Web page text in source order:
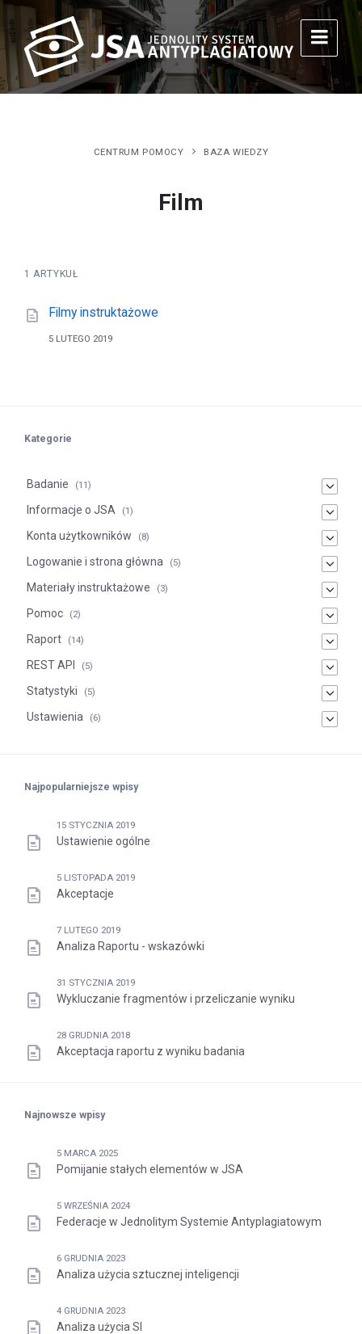
CENTRUM POMOCY BAZA WIEDZY
Film
1 ARTYKUŁ
Filmy instruktażowe
5 LUTEGO 2019
Kategorie
Badanie (11)
Informacje o JSA (1)
Konta użytkowników (8)
Logowanie i strona główna (5)
Materiały instruktażowe (3)
Pomoc (2)
Raport (14)
REST API (5)
Statystyki (5)
Ustawienia (6)
Najpopularniejsze wpisy
15 STYCZNIA 2019
Ustawienie ogólne
5 LISTOPADA 2019
Akceptacje
7 LUTEGO 2019
Analiza Raportu - wskazówki
31 STYCZNIA 2019
Wykluczanie fragmentów i przeliczanie wyniku
28 GRUDNIA 2018
Akceptacja raportu z wyniku badania
Najnowsze wpisy
5 MARCA 2025
Pomijanie stałych elementów w JSA
5 WRZEŚNIA 2024
Federacje w Jednolitym Systemie Antyplagiatowym
6 GRUDNIA 2023
Analiza użycia sztucznej inteligencji
4 GRUDNIA 2023
Analiza użycia SI